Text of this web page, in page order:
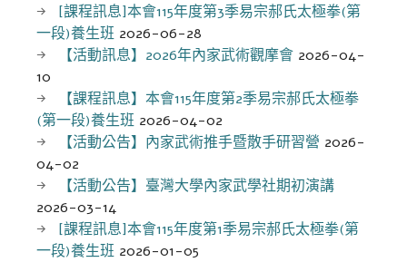
[課程訊息]本會115年度第3季易宗郝氏太極拳(第
一段)養生班 2026-06-28
【活動訊息】2026年內家武術觀摩會 2026-04-
10
【課程訊息】本會115年度第2季易宗郝氏太極拳
(第一段)養生班 2026-04-02
【活動公告】內家武術推手暨散手研習營 2026-
04-02
【活動公告】臺灣大學內家武學社期初演講
2026-03-14
[課程訊息]本會115年度第1季易宗郝氏太極拳(第
一段)養生班 2026-01-05